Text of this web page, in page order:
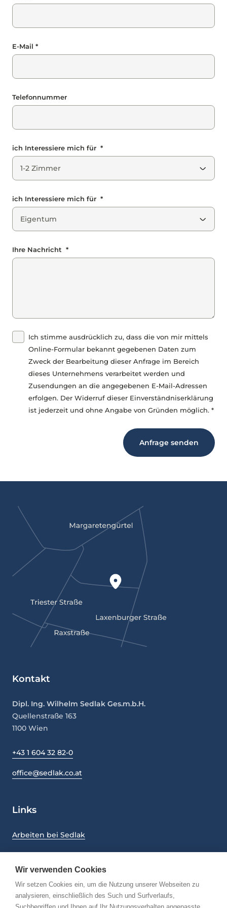
E-Mail *
Telefonnummer
ich Interessiere mich für *
ich Interessiere mich für *
Ihre Nachricht *
Ich stimme ausdrücklich zu, dass die von mir mittels
Online-Formular bekannt gegebenen Daten zum
Zweck der Bearbeitung dieser Anfrage im Bereich
dieses Unternehmens verarbeitet werden und
Zusendungen an die angegebenen E-Mail-Adressen
erfolgen. Der Widerruf dieser Einverständniserklärung
ist jederzeit und ohne Angabe von Gründen möglich. *
Anfrage senden
Kontakt
Dipl. Ing. Wilhelm Sedlak Ges.m.b.H.
Quellenstraße 163
1100 Wien
+43 1 604 32 82-0
office@sedlak.co.at
Links
Arbeiten bei Sedlak
Nachhaltigkeit
CMS und UMS - Richtlinien
Impressum
Wir verwenden Cookies
Wir setzen Cookies ein, um die Nutzung unserer Webseiten zu
analysieren, einschließlich des Such und Surfverlaufs,